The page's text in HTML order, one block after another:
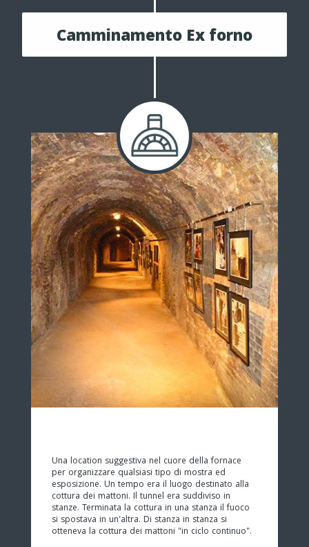
Camminamento Ex forno
Una location suggestiva nel cuore della fornace
per organizzare qualsiasi tipo di mostra ed
esposizione. Un tempo era il luogo destinato alla
cottura dei mattoni. Il tunnel era suddiviso in
stanze. Terminata la cottura in una stanza il fuoco
si spostava in un'altra. Di stanza in stanza si
otteneva la cottura dei mattoni "in ciclo continuo".